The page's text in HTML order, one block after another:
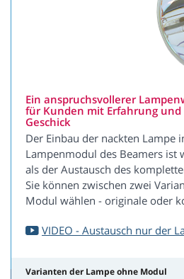
Ein anspruchsvollerer
für Kunden mit Erfahrung
Geschick
Der Einbau der nackten Lampe
Lampenmodul des Beamers ist
als der Austausch des
Sie können zwischen zwei
Modul wählen - originale oder
VIDEO - Austausch nur der
Varianten der Lampe ohne Modul